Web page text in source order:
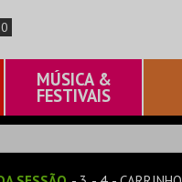
MÚSICA &
FESTIVAIS